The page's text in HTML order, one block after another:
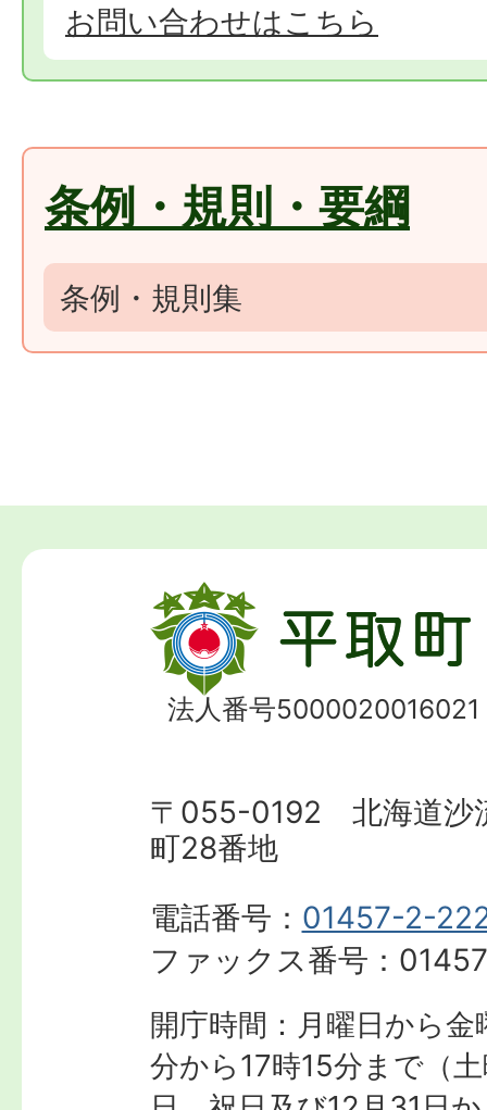
お問い合わせはこちら
条例・規則・要綱
条例・規則集
法人番号5000020016021
〒055-0192 北海道沙
町28番地
電話番号： 01457-2-
ファックス番号：
開庁時間：月曜日から
分から17時15分まで（